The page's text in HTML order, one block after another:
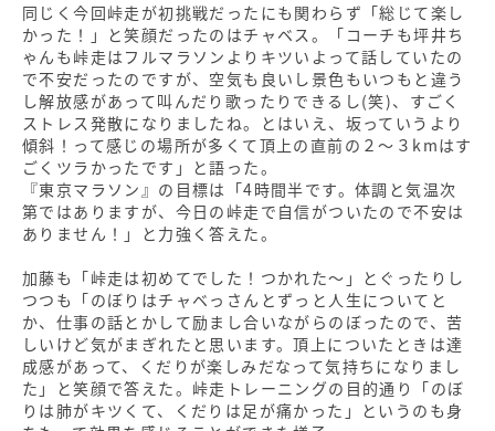
同じく今回峠走が初挑戦だったにも関わらず「総じて楽し
かった！」と笑顔だったのはチャベス。「コーチも坪井ち
ゃんも峠走はフルマラソンよりキツいよって話していたの
で不安だったのですが、空気も良いし景色もいつもと違う
し解放感があって叫んだり歌ったりできるし(笑)、すごく
ストレス発散になりましたね。とはいえ、坂っていうより
傾斜！って感じの場所が多くて頂上の直前の２～３kmはす
ごくツラかったです」と語った。
『東京マラソン』の目標は「4時間半です。体調と気温次
第ではありますが、今日の峠走で自信がついたので不安は
ありません！」と力強く答えた。
加藤も「峠走は初めてでした！つかれた～」とぐったりし
つつも「のぼりはチャベっさんとずっと人生についてと
か、仕事の話とかして励まし合いながらのぼったので、苦
しいけど気がまぎれたと思います。頂上についたときは達
成感があって、くだりが楽しみだなって気持ちになりまし
た」と笑顔で答えた。峠走トレーニングの目的通り「のぼ
りは肺がキツくて、くだりは足が痛かった」というのも身